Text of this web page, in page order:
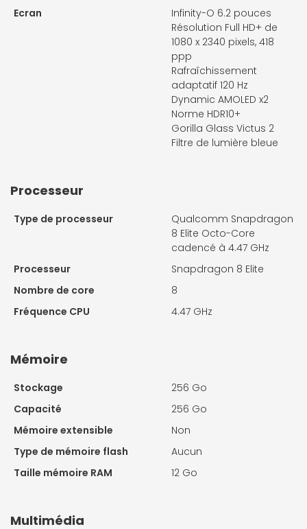
Ecran
Infinity-O 6.2 pouces
Résolution Full HD+ de
1080 x 2340 pixels, 418
ppp
Rafraîchissement
adaptatif 120 Hz
Dynamic AMOLED x2
Norme HDR10+
Gorilla Glass Victus 2
Filtre de lumière bleue
Processeur
Type de processeur
Qualcomm Snapdragon
8 Elite Octo-Core
cadencé à 4.47 GHz
Processeur
Snapdragon 8 Elite
Nombre de core
8
Fréquence CPU
4.47 GHz
Mémoire
Stockage
256 Go
Capacité
256 Go
Mémoire extensible
Non
Type de mémoire flash
Aucun
Taille mémoire RAM
12 Go
Multimédia